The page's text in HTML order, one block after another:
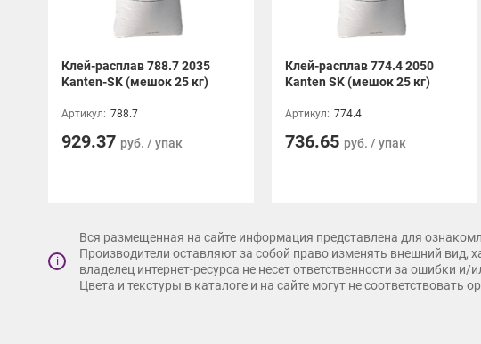
Клей-расплав 788.7 2035
Kanten-SK (мешок 25 кг)
Артикул: 788.7
929.37 руб. / упак
Клей-расплав 774.4 2050
Kanten SK (мешок 25 кг)
Артикул: 774.4
736.65 руб. / упак
i
Вся размещенная на сайте информация представлена для
Производители оставляют за собой право изменять внешний вид,
владелец интернет-ресурса не несет ответственности за ошибки
Цвета и текстуры в каталоге и на сайте могут не